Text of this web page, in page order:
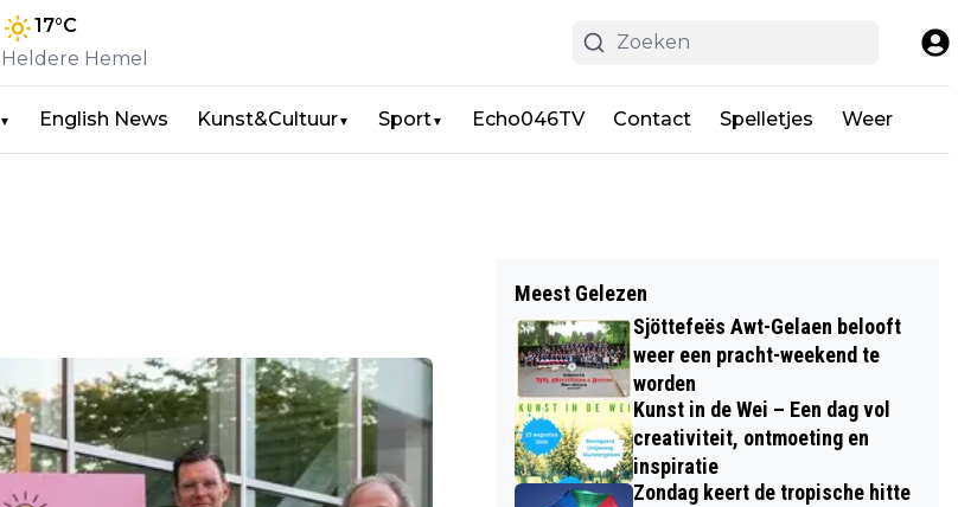
17°C
Heldere Hemel
▼ English News Kunst&Cultuur▼ Sport▼ Echo046TV Contact Spelletjes Weer
Meest Gelezen
Sjöttefeës Awt-Gelaen belooft
weer een pracht-weekend te
worden
Kunst in de Wei – Een dag vol
creativiteit, ontmoeting en
inspiratie
Zondag keert de tropische hitte